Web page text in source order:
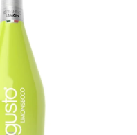
Hodnocení obchodu